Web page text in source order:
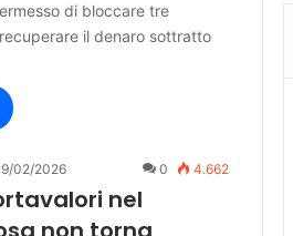
di bloccare tre
il denaro sottratto
02/2026 0 4.662
nel